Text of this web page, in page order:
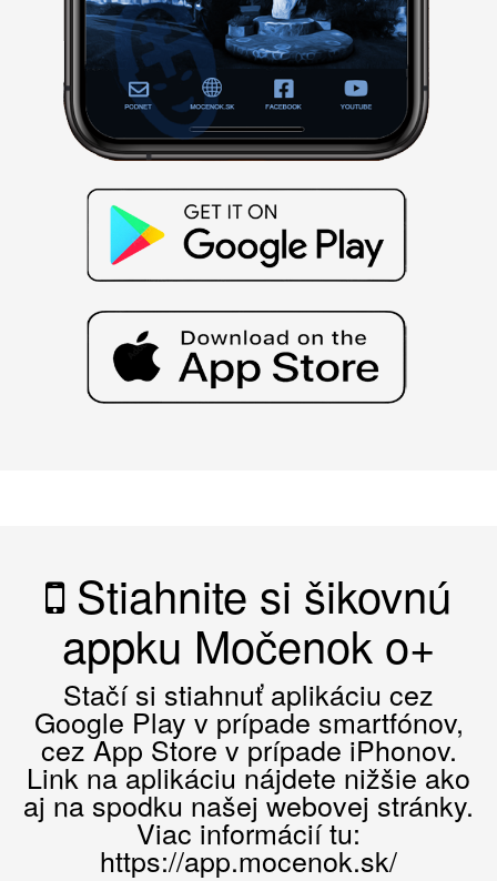
Stiahnite si šikovnú
appku Močenok o+
Stačí si stiahnuť aplikáciu cez
Google Play v prípade smartfónov,
cez App Store v prípade iPhonov.
Link na aplikáciu nájdete nižšie ako
aj na spodku našej webovej stránky.
Viac informácií tu:
https://app.mocenok.sk/